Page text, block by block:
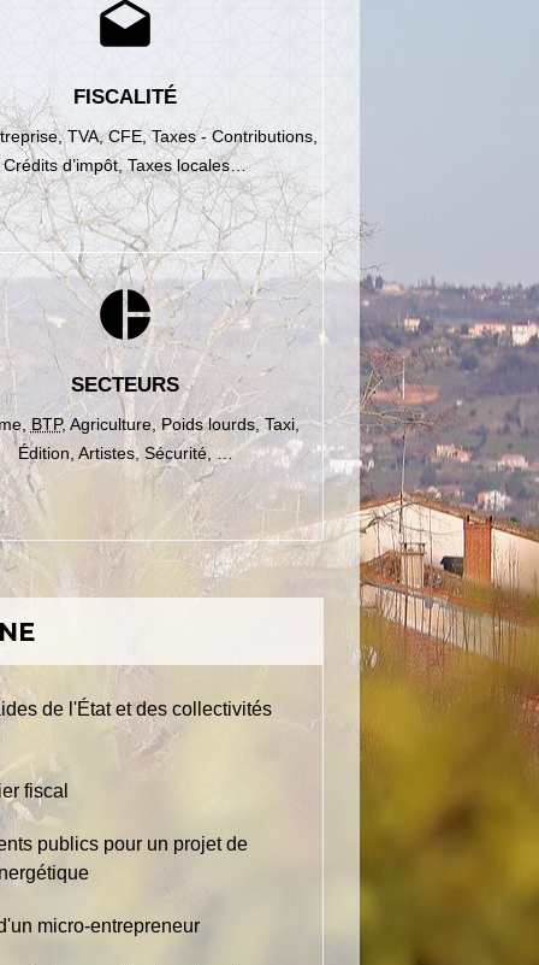
drafts
FISCALITÉ
TVA,CFE,Taxes - Contributions,
Crédits d’impôt,Taxes locales…
pie_chart
SECTEURS
BTP, Agriculture,Poids lourds,Taxi,
Édition, Artistes, Sécurité, …
de l'État et des collectivités
fiscal
publics pour un projet de
micro-entrepreneur